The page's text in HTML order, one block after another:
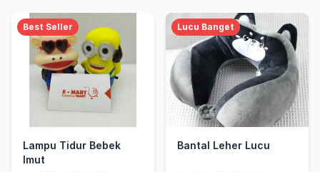
Best Seller
Lampu Tidur Bebek
Imut
Lucu Banget
Bantal Leher Lucu